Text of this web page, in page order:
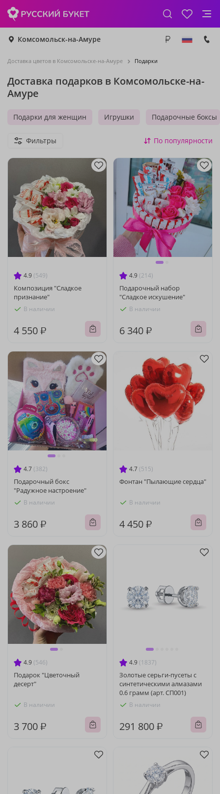
Комсомольск-на-Амуре
Доставка цветов в Комсомольске-на-Амуре Подарки
Доставка подарков в Комсомольске-на-
Амуре
Подарки для женщин Игрушки Подарочные боксы
Фильтры По популярности
4.9 (549)
Композиция "Сладкое
признание"
В наличии
4 550 ₽
4.9 (214)
Подарочный набор
"Сладкое искушение"
В наличии
6 340 ₽
4.7 (382)
Подарочный бокс
"Радужное настроение"
В наличии
3 860 ₽
4.7 (515)
Фонтан "Пылающие сердца"
В наличии
4 450 ₽
4.9 (546)
Подарок "Цветочный
десерт"
В наличии
3 700 ₽
4.9 (1837)
Золотые серьги-пусеты с
синтетическими алмазами
0.6 грамм (арт. СП001)
В наличии
291 800 ₽